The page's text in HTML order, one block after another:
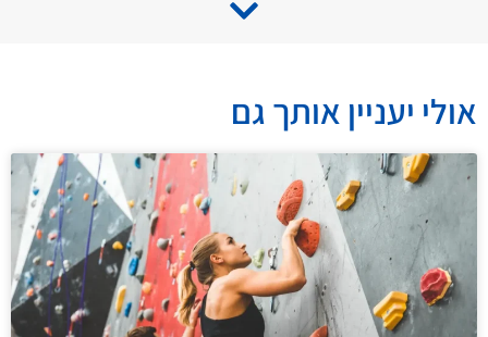
אולי יעניין אותך גם